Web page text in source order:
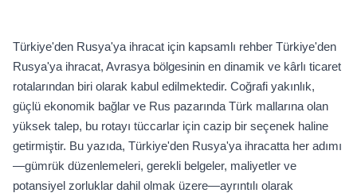
Türkiye'den Rusya'ya ihracat için kapsamlı rehber Türkiye'den
Rusya'ya ihracat, Avrasya bölgesinin en dinamik ve kârlı ticaret
rotalarından biri olarak kabul edilmektedir. Coğrafi yakınlık,
güçlü ekonomik bağlar ve Rus pazarında Türk mallarına olan
yüksek talep, bu rotayı tüccarlar için cazip bir seçenek haline
getirmiştir. Bu yazıda, Türkiye'den Rusya'ya ihracatta her adımı
—gümrük düzenlemeleri, gerekli belgeler, maliyetler ve
potansiyel zorluklar dahil olmak üzere—ayrıntılı olarak